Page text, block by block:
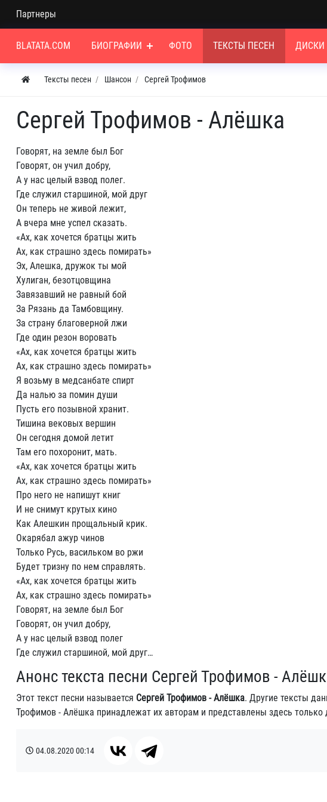
Партнеры
BLATATA.COM БИОГРАФИИ ФОТО ТЕКСТЫ ПЕСЕН ДИСКИ
Тексты песен Шансон Сергей Трофимов
Сергей Трофимов - Алёшка
Говорят, на земле был Бог
Говорят, он учил добру,
А у нас целый взвод полег.
Где служил старшиной, мой друг
Он теперь не живой лежит,
А вчера мне успел сказать.
«Ах, как хочется братцы жить
Ах, как страшно здесь помирать»
Эх, Алешка, дружок ты мой
Хулиган, безотцовщина
Завязавший не равный бой
За Рязань да Тамбовщину.
За страну благоверной лжи
Где один резон воровать
«Ах, как хочется братцы жить
Ах, как страшно здесь помирать»
Я возьму в медсанбате спирт
Да налью за помин души
Пусть его позывной хранит.
Тишина вековых вершин
Он сегодня домой летит
Там его похоронит, мать.
«Ах, как хочется братцы жить
Ах, как страшно здесь помирать»
Про него не напишут книг
И не снимут крутых кино
Как Алешкин прощальный крик.
Окарябал ажур чинов
Только Русь, васильком во ржи
Будет тризну по нем справлять.
«Ах, как хочется братцы жить
Ах, как страшно здесь помирать»
Говорят, на земле был Бог
Говорят, он учил добру,
А у нас целый взвод полег
Где служил старшиной, мой друг…
Анонс текста песни Сергей Трофимов -
Этот текст песни называется Сергей Трофимов - Алёшка. Другие тексты
Трофимов - Алёшка принадлежат их авторам и представлены здесь только
04.08.202000:14